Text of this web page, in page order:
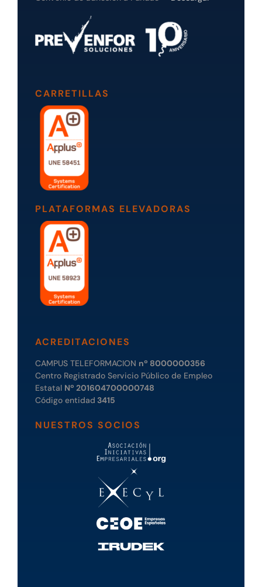
CARRETILLAS
PLATAFORMAS ELEVADORAS
ACREDITACIONES
CAMPUS TELEFORMACION nº 8000000356
Centro Registrado Servicio Público de Empleo
Estatal Nº 201604700000748
Código entidad 3415
NUESTROS SOCIOS